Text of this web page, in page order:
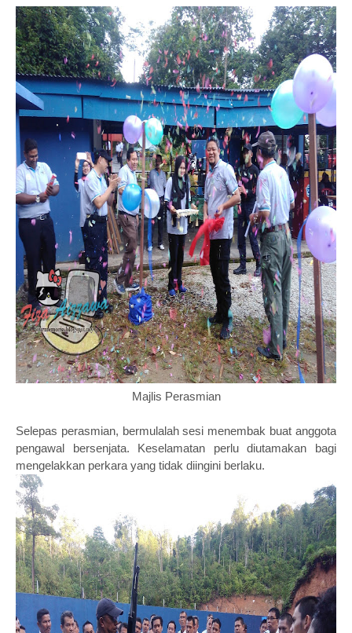
Majlis Perasmian
Selepas perasmian, bermulalah sesi menembak buat anggota
pengawal bersenjata. Keselamatan perlu diutamakan bagi
mengelakkan perkara yang tidak diingini berlaku.